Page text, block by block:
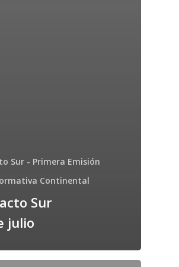
Sur - Primera Emisión
Continental
Sur
julio